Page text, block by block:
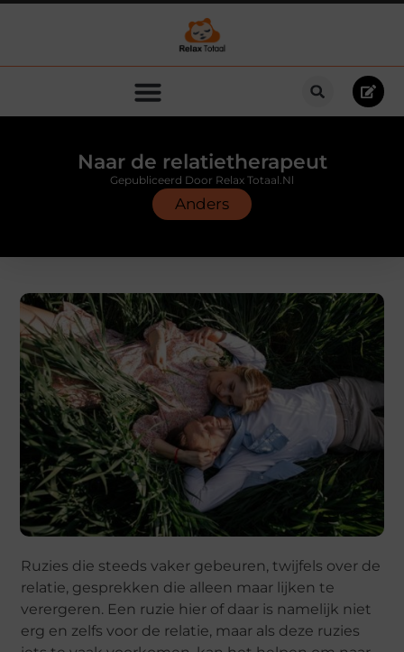
Naar de relatietherapeut
Anders
Gepubliceerd Door Relax Totaal.nl
Ruzies die steeds vaker gebeuren, twijfels over de
relatie, gesprekken die alleen maar lijken te
verergeren. Een ruzie hier of daar is namelijk niet
erg en zelfs voor de relatie, maar als deze ruzies